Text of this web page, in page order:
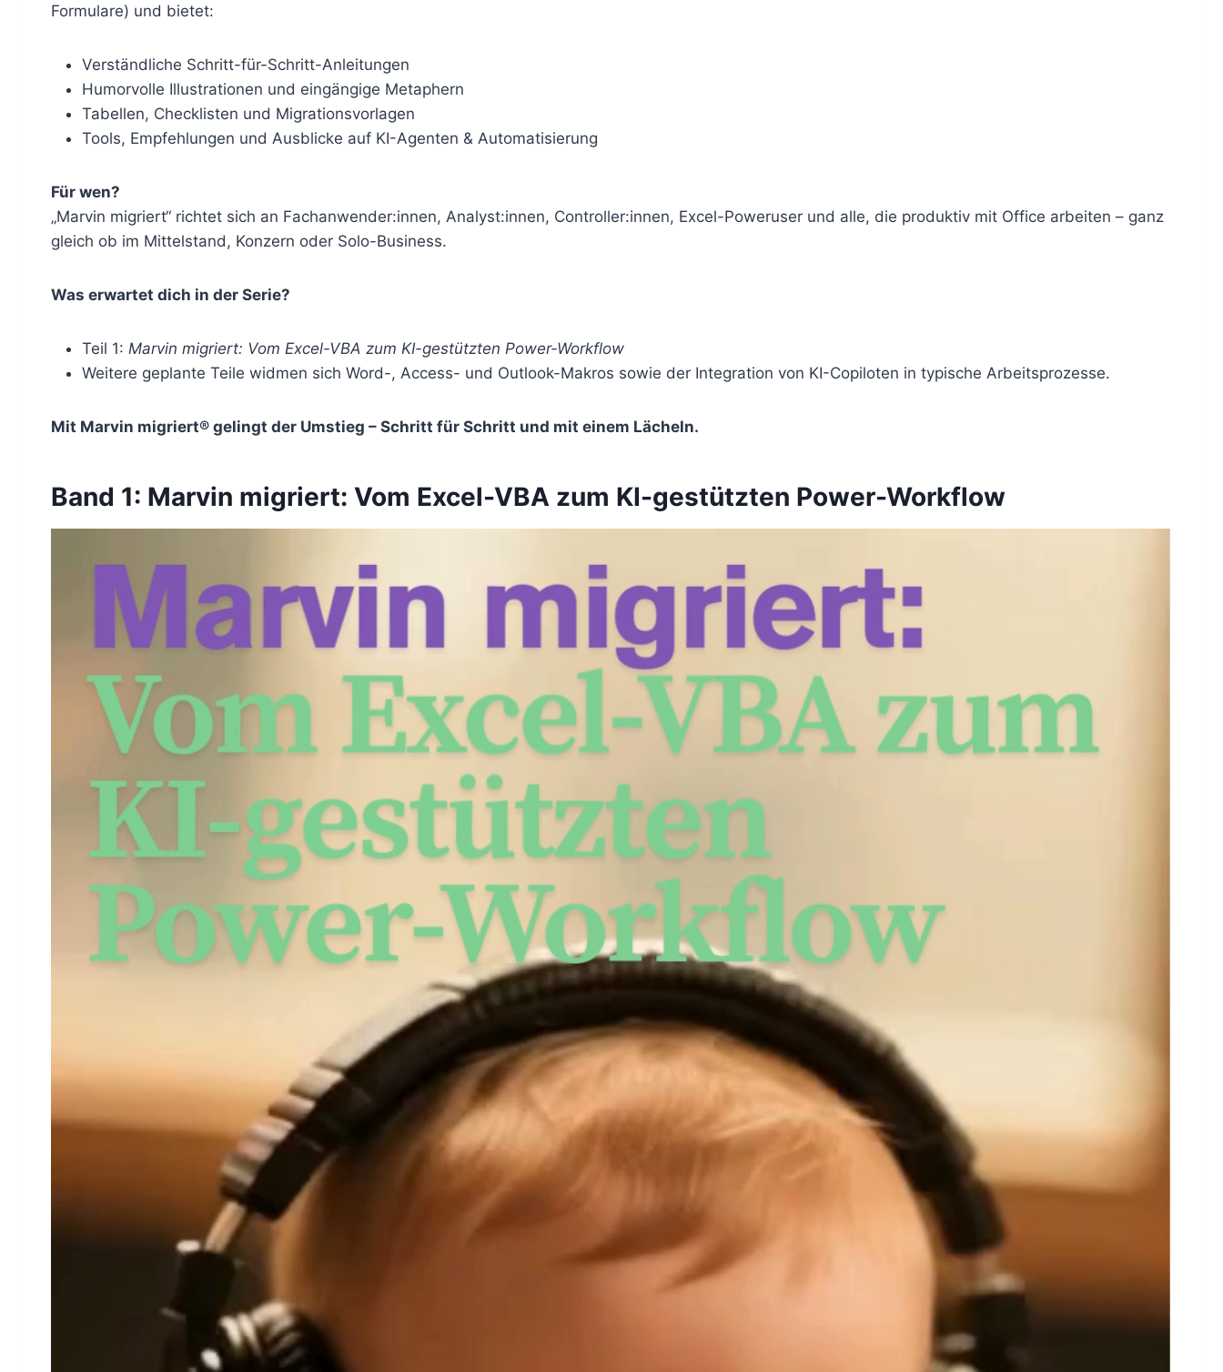
Formulare) und bietet:
Verständliche Schritt-für-Schritt-Anleitungen
Humorvolle Illustrationen und eingängige Metaphern
Tabellen, Checklisten und Migrationsvorlagen
Tools, Empfehlungen und Ausblicke auf KI-Agenten & Automatisierung
Für wen?
„Marvin migriert“ richtet sich an Fachanwender:innen, Analyst:innen, Controller:innen, Excel-Poweruser und alle, die produktiv mit Office arbeiten – ganz
gleich ob im Mittelstand, Konzern oder Solo-Business.
Was erwartet dich in der Serie?
Teil 1: Marvin migriert: Vom Excel-VBA zum KI-gestützten Power-Workflow
Weitere geplante Teile widmen sich Word-, Access- und Outlook-Makros sowie der Integration von KI-Copiloten in typische Arbeitsprozesse.
Mit Marvin migriert® gelingt der Umstieg – Schritt für Schritt und mit einem Lächeln.
Band 1: Marvin migriert: Vom Excel-VBA zum KI-gestützten Power-Workflow